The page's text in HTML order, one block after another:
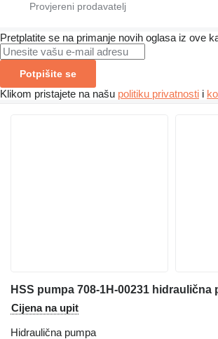
Pretplatite se na primanje novih oglasa iz ove
Potpišite se
Klikom pristajete na našu politiku privatnosti i
Cijena na upit
Hidraulična pumpa